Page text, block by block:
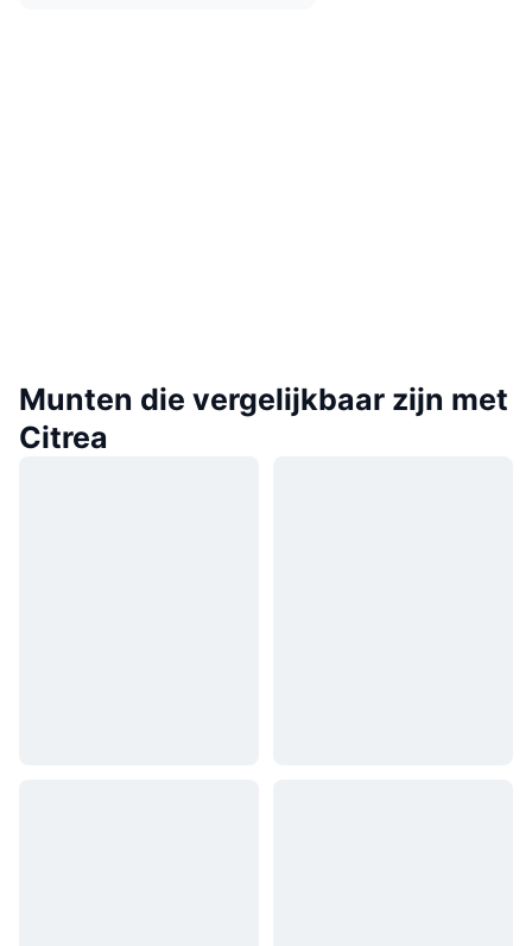
Munten die vergelijkbaar zijn met
Citrea